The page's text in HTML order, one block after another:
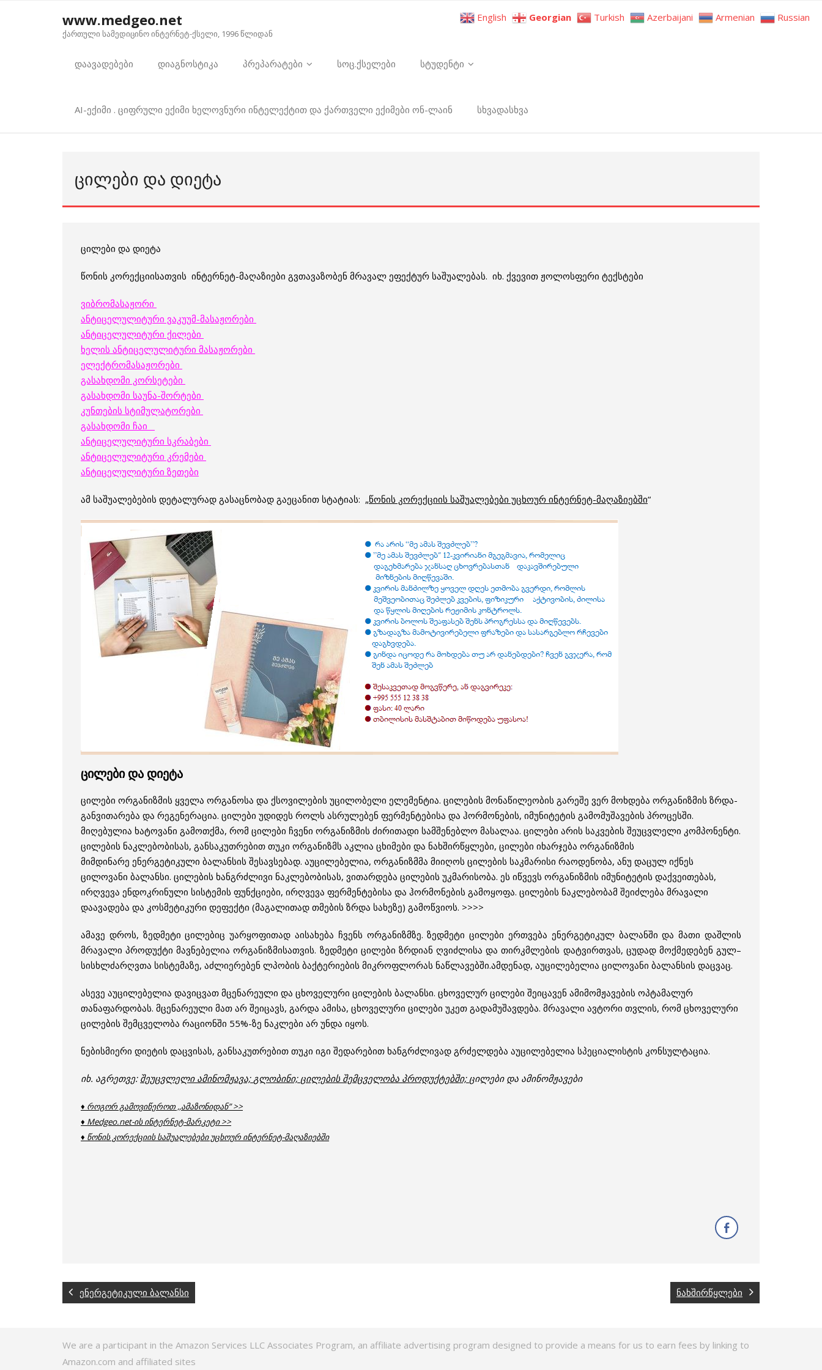
www.medgeo.net
ქართული სამედიცინო ინტერნეტ-ქსელი, 1996 წლიდან
დაავადებები დიაგნოსტიკა პრეპარატები სოც.ქსელები სტუდენტი
AI-ექიმი . ციფრული ექიმი ხელოვნური ინტელექტით და ქართველი ექიმები ონ-ლაინ სხვადასხვა
ᲪᲘᲚᲔᲑᲘ ᲓᲐ ᲓᲘᲔᲢᲐ
ცილები და დიეტა
წონის კორექციისათვის ინტერნეტ-მაღაზიები გვთავაზობენ მრავალ ეფექტურ საშუალებას. იხ. ქვევით ჟოლოსფერი ტექსტები
ვიბრომასაჟორი
ანტიცელულიტური ვაკუუმ-მასაჟორები
ანტიცელულიტური ქილები
ხელის ანტიცელულიტური მასაჟორები
ელექტრომასაჟორები
გასახდომი კორსეტები
გასახდომი საუნა-შორტები
კუნთების სტიმულატორები
გასახდომი ჩაი
ანტიცელულიტური სკრაბები
ანტიცელულიტური კრემები
ანტიცელულიტური ზეთები
ამ საშუალებების დეტალურად გასაცნობად გაეცანით სტატიას: „წონის კორექციის საშუალებები უცხოურ ინტერნეტ-მაღაზიებში“
ცილები და დიეტა
ცილები ორგანიზმის ყველა ორგანოსა და ქსოვილების უცილობელი ელემენტია. ცილების მონაწილეობის გარეშე ვერ მოხდება ორგანიზმის ზრდა-
განვითარება და რეგენერაცია. ცილები უდიდეს როლს ასრულებენ ფერმენტებისა და ჰორმონების, იმუნიტეტის გამომუშავების პროცესში.
მიღებულია ხატოვანი გამოთქმა, რომ ცილები ჩვენი ორგანიზმის ძირითადი სამშენებლო მასალაა. ცილები არის საკვების შეუცვლელი კომპონენტი.
ცილების ნაკლებობისას, განსაკუთრებით თუკი ორგანიზმს აკლია ცხიმები და ნახშირწყლები, ცილები იხარჯება ორგანიზმის
მიმდინარე ენერგეტიკული ბალანსის შესავსებად. აუცილებელია, ორგანიზმმა მიიღოს ცილების საკმარისი რაოდენობა, ანუ დაცულ იქნეს
ცილოვანი ბალანსი. ცილების ხანგრძლივი ნაკლებობისას, ვითარდება ცილების უკმარისობა. ეს იწვევს ორგანიზმის იმუნიტეტის დაქვეითებას,
ირღვევა ენდოკრინული სისტემის ფუნქციები, ირღვევა ფერმენტებისა და ჰორმონების გამოყოფა. ცილების ნაკლებობამ შეიძლება მრავალი
დაავადება და კოსმეტიკური დეფექტი (მაგალითად თმების ზრდა სახეზე) გამოწვიოს. >>>>
ამავე დროს, ზედმეტი ცილებიც უარყოფითად აისახება ჩვენს ორგანიზმზე. ზედმეტი ცილები ერთვება ენერგეტიკულ ბალანში და მათი დაშლის
მრავალი პროდუქტი მავნებელია ორგანიზმისათვის. ზედმეტი ცილები ზრდიან ღვიძლისა და თირკმლების დატვირთვას, ცუდად მოქმედებენ გულ–
სისხლძარღვთა სისტემაზე, აძლიერებენ ლპობის ბაქტერიების მიკროფლორას ნაწლავებში.ამდენად, აუცილებელია ცილოვანი ბალანსის დაცვაც.
ასევე აუცილებელია დავიცვათ მცენარეული და ცხოველური ცილების ბალანსი. ცხოველურ ცილები შეიცავენ ამიმომჟავების ოპტამალურ
თანაფარდობას. მცენარეული მათ არ შეიცავს, გარდა ამისა, ცხოველური ცილები უკეთ გადამუშავდება. მრავალი ავტორი თვლის, რომ ცხოველური
ცილების შემცველობა რაციონში 55%-ზე ნაკლები არ უნდა იყოს.
ნებისმიერი დიეტის დაცვისას, განსაკუთრებით თუკი იგი შედარებით ხანგრძლივად გრძელდება აუცილებელია სპეციალისტის კონსულტაცია.
იხ. აგრეთვე: შეუცვლელი ამინომჟავა;გლობინი;ცილების შემცველობა პროდუქტებში;ცილები და ამინომჟავები
♦ როგორ გამოვიწეროთ ,,ამაზონიდან” >>
♦ Medgeo.net-ის ინტერნეტ-მარკეტი >>
♦ წონის კორექციის საშუალებები უცხოურ ინტერნეტ-მაღაზიებში
ენერგეტიკული ბალანსი ნახშირწყლები
We are a participant in the Amazon Services LLC Associates Program, an affiliate advertising program designed to provide a means for us to earn fees by linking to
Amazon.com and affiliated sites
English Georgian Turkish Azerbaijani Armenian Russian